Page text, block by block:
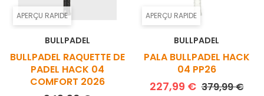
APERÇU RAPIDE
BULLPADEL
BULLPADEL RAQUETTE DE
PADEL HACK 04
COMFORT 2026
APERÇU RAPIDE
BULLPADEL
PALA BULLPADEL HACK
04 PP26
227,99 € Prix de base
379,99 €Prix